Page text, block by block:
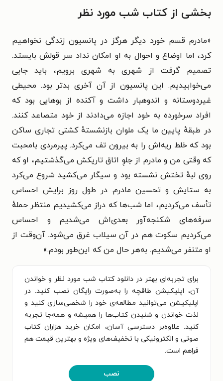
بخشی از کتاب شب مورد نظر
«مادرم قسم خورد دیگر هرگز در پانسیون زندگی نخواهیم
کرد، اما اوضاع و احوال به او امکان نداد سر قولش بایستد.
تصمیم گرفت از شهری به شهری برویم، باید جایی
می‌خوابیدیم. این پانسیون از آن آخری بدتر بود. محیطی
غیردوستانه و اندوهبار داشت و آکنده از بوهایی بود که
افراد سرخورده به خود اجازه می‌دادند از خود متصاعد کنند.
در طبقهٔ پایین ما یک ملوان بازنشستهٔ کشتی تجاری ساکن
بود که خلط ریه‌اش را به بیرون تف می‌کرد. پیرمردی بامحبت
که وقتی من و مادرم از جلوِ اتاق تاریکش می‌گذشتیم، او که
روی لبهٔ تختش نشسته بود و سیگار می‌کشید شروع می‌کرد
به ستایش و تحسین مادرم. در طول روز برایش احساس
تأسف می‌کردیم، اما شب‌ها که دراز می‌کشیدیم منتظر حملهٔ
سرفه‌های شکنجه‌آور بعدی‌اش می‌شدیم و احساس
می‌کردیم سکوت هم در آن سیلاب غرق می‌شود. آن‌وقت از
او متنفر می‌شدیم. به‌هر حال من که این‌طور بودم.»
برای تجربه‌ای بهتر در دانلود کتاب شب مورد نظر و خواندن
آن، اپلیکیشن طاقچه را به‌صورت رایگان نصب کنید. در
اپلیکیشن می‌توانید مطالعه‌ی خود را شخصی‌سازی کنید و
لذت خواندن و شنیدن کتاب‌ها را همیشه و همه‌جا تجربه
کنید. علاوه‌بر دسترسی آسان، امکان خرید هزاران کتاب
صوتی و الکترونیکی با تخفیف‌های ویژه و بهترین قیمت هم
فراهم است.
نصب